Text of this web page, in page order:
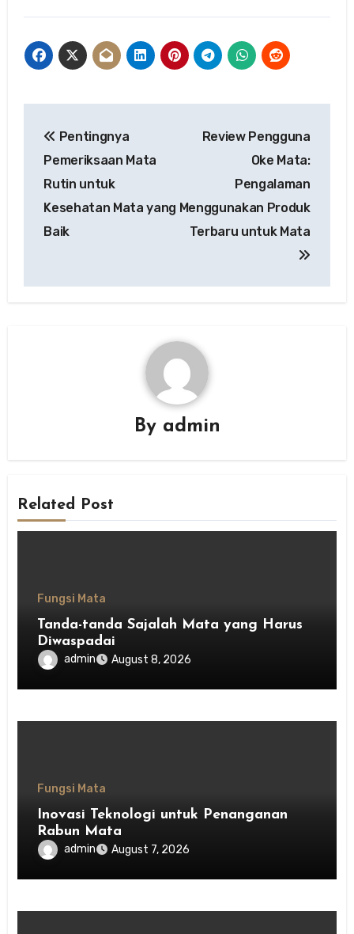
navigation
Pentingnya
Pemeriksaan Mata
Rutin untuk
Kesehatan Mata yang
Baik
Review Pengguna
Oke Mata:
Pengalaman
Menggunakan Produk
Terbaru untuk Mata
By admin
Related Post
Fungsi Mata
Tanda-tanda Sajalah Mata yang Harus
Diwaspadai
admin August 8, 2026
Fungsi Mata
Inovasi Teknologi untuk Penanganan
Rabun Mata
admin August 7, 2026